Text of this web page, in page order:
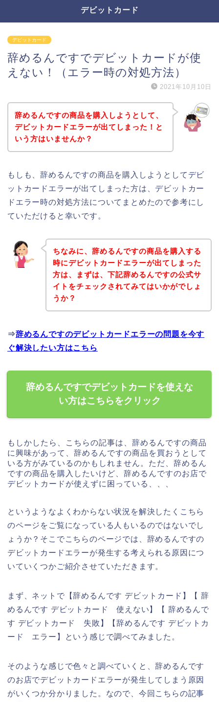
デビットカード
デビットカード
辞めるんですでデビットカードが使
えない！（エラー時の対処方法）
2021年10月10日
辞めるんですの商品を購入しようとして、
デビットカードエラーが出てしまった！と
いう方はいませんか？
もしも、辞めるんですの商品を購入しようとしてデビ
ットカードエラーが出てしまった方は、デビットカー
ドエラー時の対処方法についてまとめたので参考にし
ていただけると幸いです。
ちなみに、辞めるんですの商品を購入する
時にデビットカードエラーが出てしまった
方は、まずは、下記辞めるんですの公式サ
イトをチェックされてみてはいかがでしょ
うか？
⇒辞めるんですのデビットカードエラーの問題を今す
ぐ解決したい方はこちら
辞めるんですでデビットカードを使えな
い方はこちらをクリック
もしかしたら、こちらの記事は、辞めるんですの商品
に興味があって、辞めるんですの商品を買おうとして
いる方がみているのかもしれません。ただ、辞めるん
ですの商品を購入したいけど、辞めるんですのお店で
デビットカードが使えずに困っている、、、
というようなよくわからない状況を解決したくこちら
のページをご覧になっている人もいるのではないでし
ょうか？そこでこちらのページでは、辞めるんですの
デビットカードエラーが発生する考えられる原因につ
いていくつかご紹介させていただきます。
まず、ネットで【辞めるんです デビットカード】【 辞
めるんです デビットカード 使えない】【 辞めるんで
す デビットカード 失敗】【辞めるんです デビットカ
ード エラー】という感じで調べてみました。
そのような感じで色々と調べていくと、辞めるんです
のお店でデビットカードエラーが発生してしまう原因
がいくつか分かりました。なので、今回こちらの記事